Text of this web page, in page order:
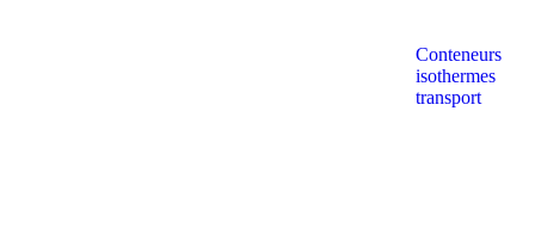
Conteneurs
isothermes
transport